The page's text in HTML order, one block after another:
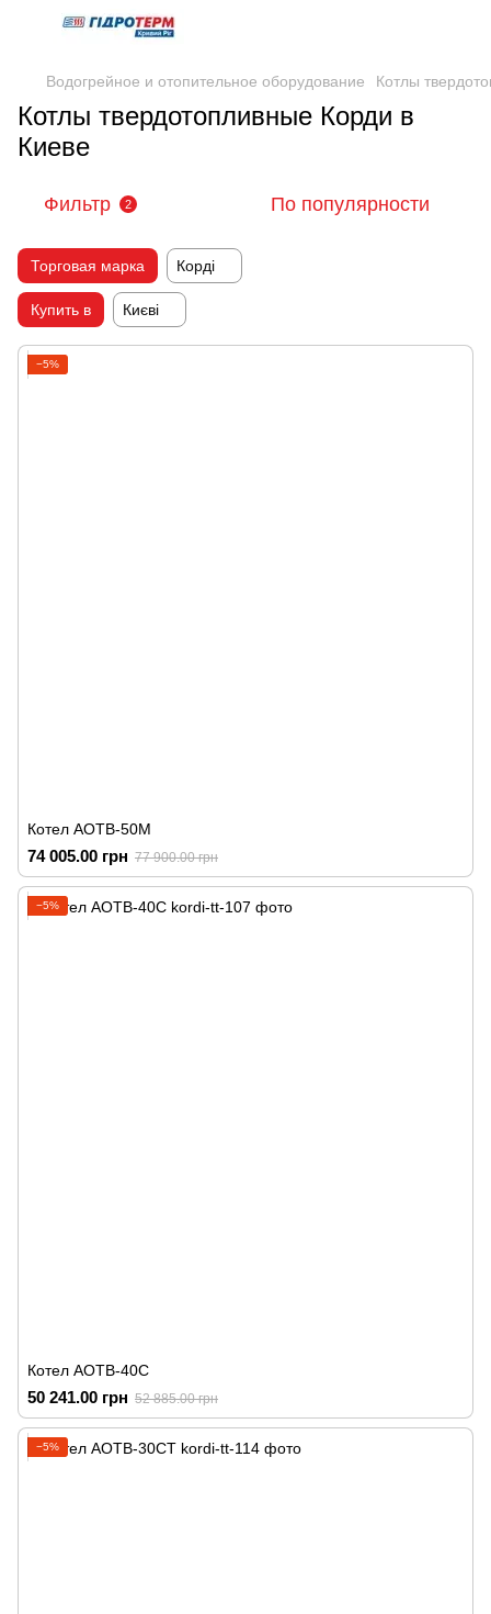
Водогрейное и отопительное оборудование Котлы
Котлы твердотопливные Корди в
Киеве
Фильтр 2 По популярности
Торговая марка Корді
Купить в Києві
−5%
Котел АОТВ-50М
74 005.00 грн 77 900.00 грн
−5%
Котел АОТВ-40С
50 241.00 грн 52 885.00 грн
−5%